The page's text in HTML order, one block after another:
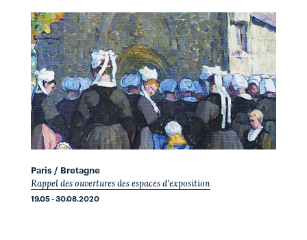
Paris / Bretagne
Rappel des ouvertures des espaces d'exposition
19.05 - 30.08.2020